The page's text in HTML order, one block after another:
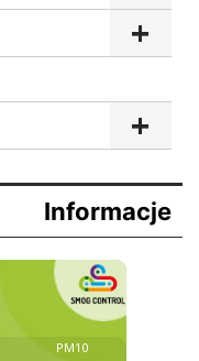
Informacje